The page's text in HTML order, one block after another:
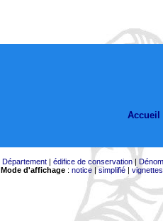
Accueil |
Département| édifice de conservation|
Mode d'affichage: notice|simplifié| vignettes